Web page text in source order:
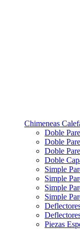
Chimeneas
Doble
Doble
Doble
Doble
Simple
Simple
Simple
Simple
Piezas